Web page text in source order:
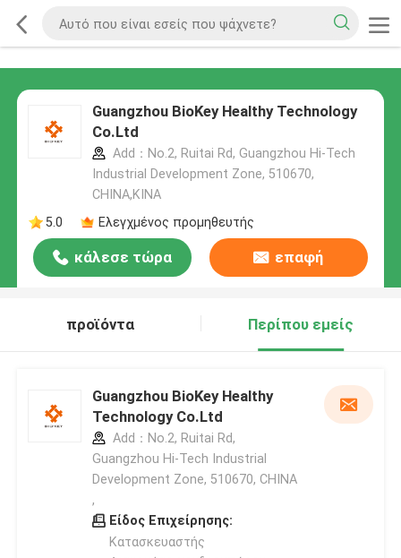
Guangzhou BioKey Healthy Technology
Co.Ltd
Add：No.2, Ruitai Rd, Guangzhou Hi-Tech
Industrial Development Zone, 510670,
CHINA,ΚΙΝΑ
5.0
Ελεγχμένος προμηθευτής
κάλεσε τώρα επαφή
προϊόντα Περίπου εμείς
Guangzhou BioKey Healthy
Technology Co.Ltd
Add：No.2, Ruitai Rd,
Guangzhou Hi-Tech Industrial
Development Zone, 510670, CHINA
,
Είδος Επιχείρησης:
Κατασκευαστής